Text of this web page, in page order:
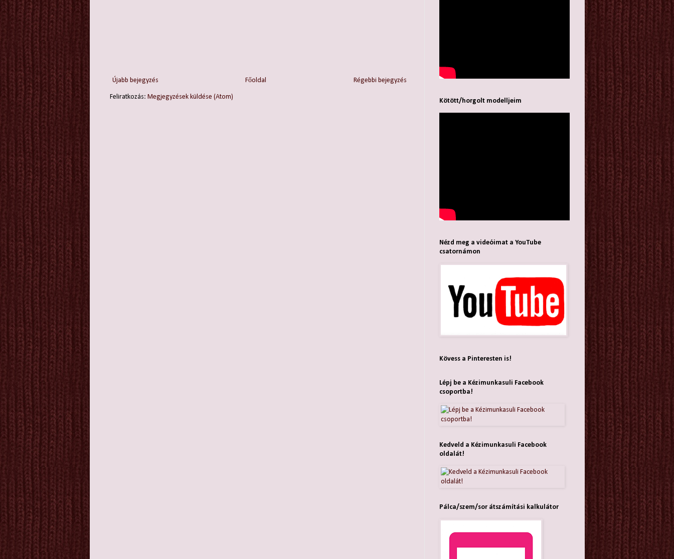
Újabb bejegyzés Régebbi bejegyzés
Főoldal
Feliratkozás: Megjegyzések küldése (Atom)
Kötött/horgolt modelljeim
Nézd meg a videóimat a YouTube
csatornámon
Kövess a Pinteresten is!
Lépj be a Kézimunkasuli Facebook
csoportba!
Kedveld a Kézimunkasuli Facebook
oldalát!
Pálca/szem/sor átszámítási kalkulátor